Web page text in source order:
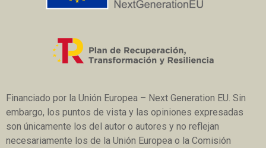
Financiado por la Unión Europea – Next Generation EU. Sin
embargo, los puntos de vista y las opiniones expresadas
son únicamente los del autor o autores y no reflejan
necesariamente los de la Unión Europea o la Comisión